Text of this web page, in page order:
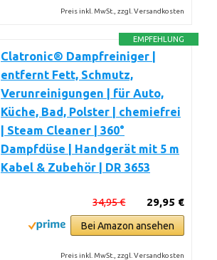
Preis inkl. MwSt., zzgl. Versandkosten
EMPFEHLUNG
Clatronic® Dampfreiniger |
entfernt Fett, Schmutz,
Verunreinigungen | für Auto,
Küche, Bad, Polster | chemiefrei
| Steam Cleaner | 360°
Dampfdüse | Handgerät mit 5 m
Kabel & Zubehör | DR 3653
29,95 €
34,95 €
Bei Amazon ansehen
Preis inkl. MwSt., zzgl. Versandkosten